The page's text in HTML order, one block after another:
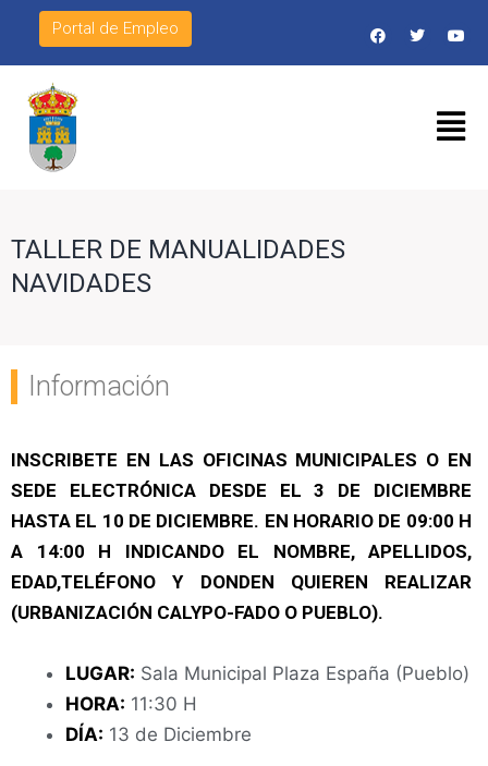
Portal de Empleo
TALLER DE MANUALIDADES
NAVIDADES
Información
INSCRIBETE EN LAS OFICINAS MUNICIPALES O EN
SEDE ELECTRÓNICA DESDE EL 3 DE DICIEMBRE
HASTA EL 10 DE DICIEMBRE. EN HORARIO DE 09:00 H
A 14:00 H INDICANDO EL NOMBRE, APELLIDOS,
EDAD,TELÉFONO Y DONDEN QUIEREN REALIZAR
(URBANIZACIÓN CALYPO-FADO O PUEBLO).
LUGAR: Sala Municipal Plaza España (Pueblo)
HORA: 11:30 H
DÍA: 13 de Diciembre